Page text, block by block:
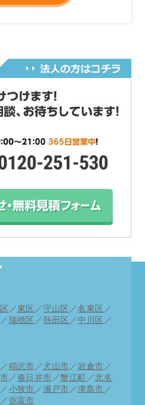
面の間、営業時間を
に伴い
時間をAM9:00～PM6:00
し上げます。
使用できるようになりま
ございます。
談ください。
／東区 ／守山区 ／ 名東区 ／
／ 瑞穂区 ／ 熱田区 ／中川区 ／
／ 稲沢市 ／ 犬山市 ／ 岩倉市 ／
／ 春日井市 ／蟹江町 ／北名
／ 小牧市 ／瀬戸市 ／津島市 ／
／ 弥富市